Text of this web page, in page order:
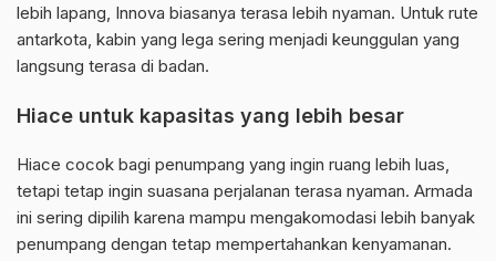
lebih lapang, Innova biasanya terasa lebih nyaman. Untuk rute
antarkota, kabin yang lega sering menjadi keunggulan yang
langsung terasa di badan.
Hiace untuk kapasitas yang lebih besar
Hiace cocok bagi penumpang yang ingin ruang lebih luas,
tetapi tetap ingin suasana perjalanan terasa nyaman. Armada
ini sering dipilih karena mampu mengakomodasi lebih banyak
penumpang dengan tetap mempertahankan kenyamanan.